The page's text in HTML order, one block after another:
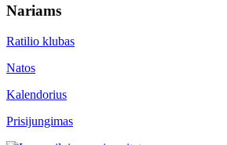
Nariams
Ratilio klubas
Natos
Kalendorius
Prisijungimas